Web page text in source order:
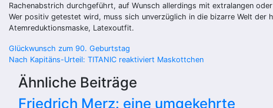
Rachenabstrich durchgeführt, auf Wunsch allerdings mit extralangen
Wer positiv getestet wird, muss sich unverzüglich in die bizarre Welt der
Atemreduktionsmaske, Latexoutfit.
Beitragsnavigation
Glückwunsch zum 90. Geburtstag
Nach Kapitäns-Urteil: TITANIC reaktiviert Maskottchen
Ähnliche Beiträge
Friedrich Merz: eine umgekehrte